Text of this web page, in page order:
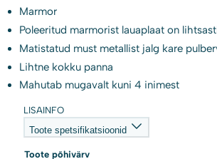
Marmor
Poleeritud marmorist lauaplaat on
Matistatud must metallist jalg kare
Lihtne kokku panna
Mahutab mugavalt kuni 4 inimest
LISAINFO
Toote spetsifikatsioonid
Toote põhivärv